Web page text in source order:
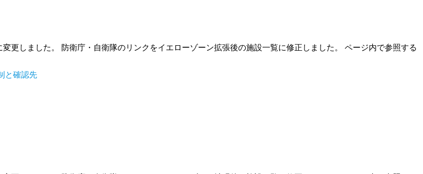
更しました。 防衛庁・自衛隊のリンクをイエローゾーン拡張後の施設一覧に修正しました。 ページ内で参照する
と確認先